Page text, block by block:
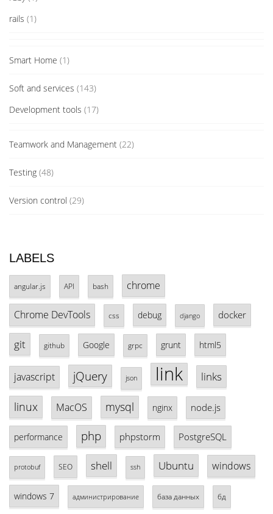
rails (1)
Smart Home (1)
Soft and services (143)
Development tools (17)
Teamwork and Management (22)
Testing (48)
Version control (29)
LABELS
angular.js API bash chrome
Chrome DevTools css debug django docker
git github Google grpc grunt html5
javascript jQuery json link links
linux MacOS mysql nginx node.js
performance php phpstorm PostgreSQL
protobuf SEO shell ssh Ubuntu windows
windows 7 администрирование база данных бд